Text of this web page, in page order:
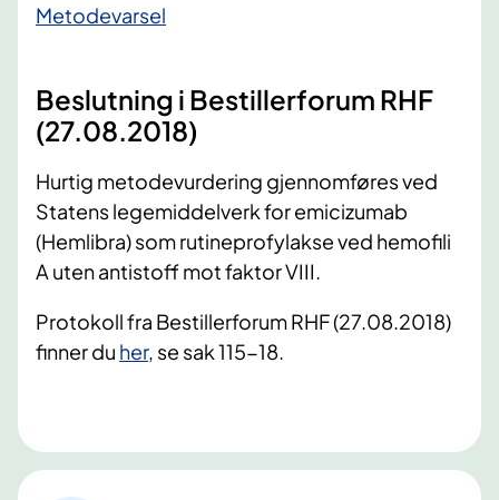
Metodevarsel​
Beslutning i Bestillerforum RHF
(27.08.2018)
Hurtig metodevurdering gjennomføres ved
Statens legemiddelverk for emicizumab
(Hemlibra) som rutineprofylakse ved hemofili
A uten antistoff mot faktor VIII.
Protokoll fra Bestillerforum RHF (27.08.2018)
finner du her, se sak 115-18.